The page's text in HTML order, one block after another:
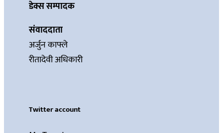
डेक्स सम्पादक
संवाददाता
अर्जुन काफ्ले
रीतादेवी अधिकारी
Twitter account